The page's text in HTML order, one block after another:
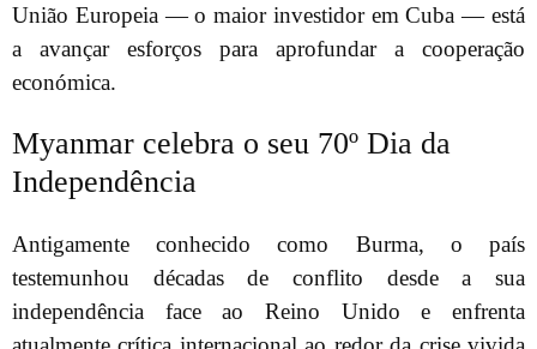
União Europeia — o maior investidor em Cuba — está
a avançar esforços para aprofundar a cooperação
económica.
Myanmar celebra o seu 70º Dia da
Independência
Antigamente conhecido como Burma, o país
testemunhou décadas de conflito desde a sua
independência face ao Reino Unido e enfrenta